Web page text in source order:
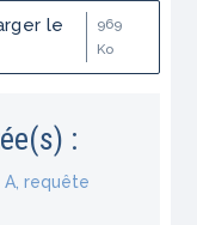
le
969
Ko
:
A, requête